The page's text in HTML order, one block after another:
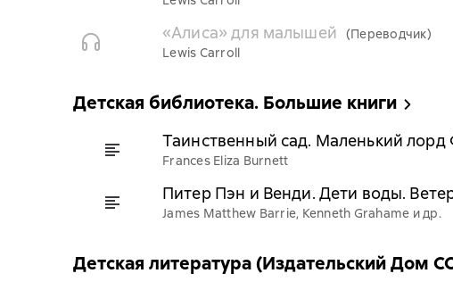
«Алиса» для малышей
(Переводчик)
Lewis Carroll
Детская библиотека. Большие книги
Таинственный сад. Маленький лорд
Frances Eliza Burnett
Питер Пэн и Венди. Дети воды.
James Matthew Barrie, Kenneth Grahame и др.
Детская литература (Издательский Дом